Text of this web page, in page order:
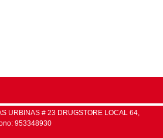
URBINAS # 23 DRUGSTORE LOCAL 64,
953348930